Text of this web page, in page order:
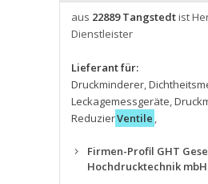
aus 22889 Tangstedtist
Dienstleister
Lieferant für:
Druckminderer,
Leckagemessgeräte,
ReduzierVentile ,
Firmen-Profil GHT
Hochdrucktechnik